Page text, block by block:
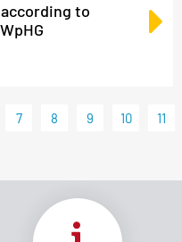
to
7 8 9 10 11